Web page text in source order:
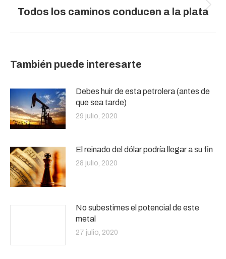
Publicación
Todos los caminos conducen a la plata
También puede interesarte
Debes huir de esta petrolera (antes de
que sea tarde)
29 julio, 2020
El reinado del dólar podría llegar a su fin
28 julio, 2020
No subestimes el potencial de este
metal
27 julio, 2020